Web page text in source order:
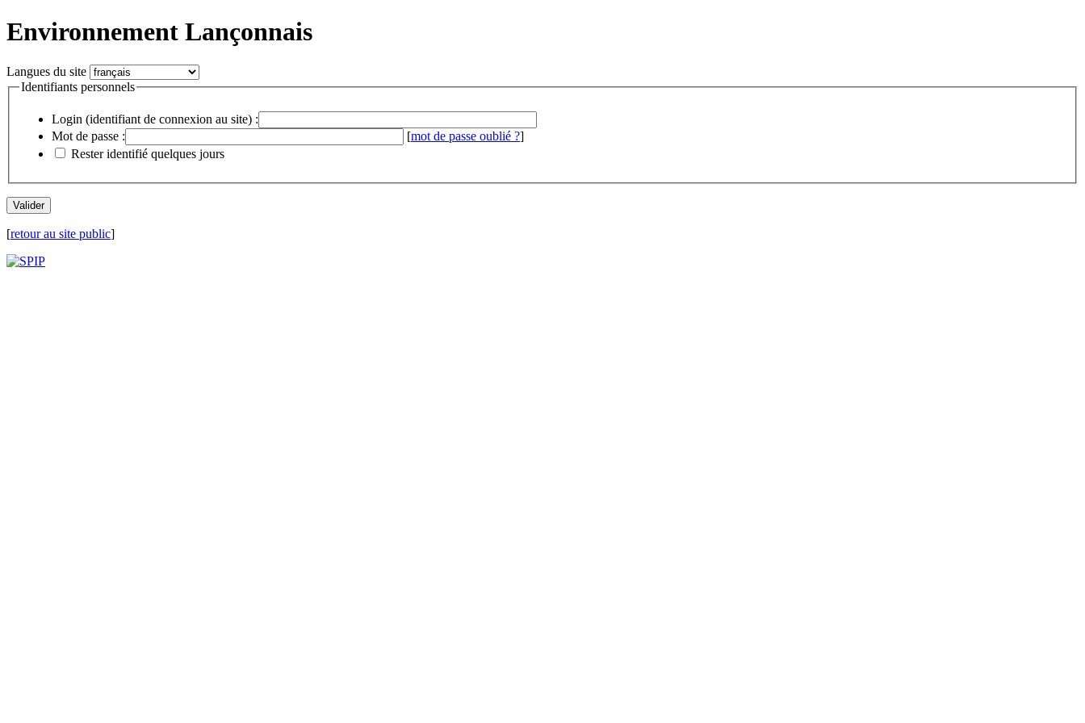
Environnement Lançonnais
Langues du site
Identifiants personnels
Login (identifiant de connexion au site) :
Mot de passe :
[mot de passe oublié ?]
Rester identifié quelques jours
[retour au site public]